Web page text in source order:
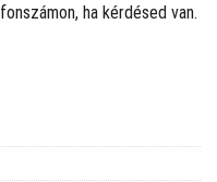
ha kérdésed van.